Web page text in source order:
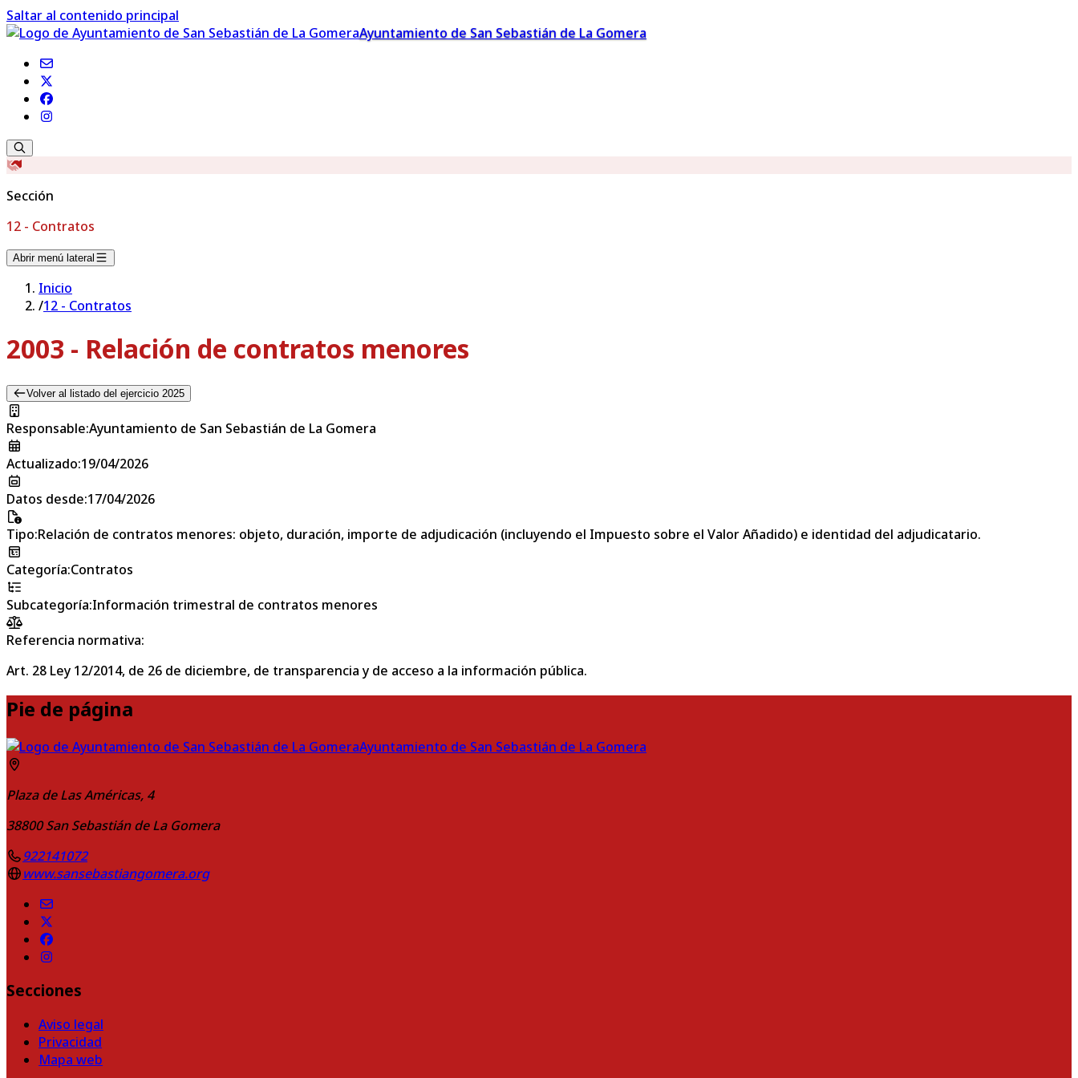
Saltar al contenido principal
Ayuntamiento de San Sebastián de La Gomera
Sección
12 - Contratos
Abrir menú lateral
Inicio
/12 - Contratos
2003 - Relación de contratos menores
Volver al listado del ejercicio 2025
Responsable:Ayuntamiento de San Sebastián de La Gomera
Actualizado:19/04/2026
Datos desde:17/04/2026
Tipo:Relación de contratos menores: objeto, duración, importe de adjudicación (incluyendo el Impuesto sobre el Valor Añadido) e identidad del adjudicatario.
Categoría:Contratos
Subcategoría:Información trimestral de contratos menores
Referencia normativa:
Art. 28 Ley 12/2014, de 26 de diciembre, de transparencia y de acceso a la información pública.
Pie de página
Ayuntamiento de San Sebastián de La Gomera
Plaza de Las Américas, 4
38800 San Sebastián de La Gomera
922141072
www.sansebastiangomera.org
Secciones
Aviso legal
Privacidad
Mapa web